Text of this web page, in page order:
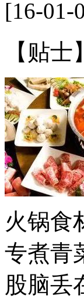
[16-
【贴
火锅食
专煮青
股脑丢